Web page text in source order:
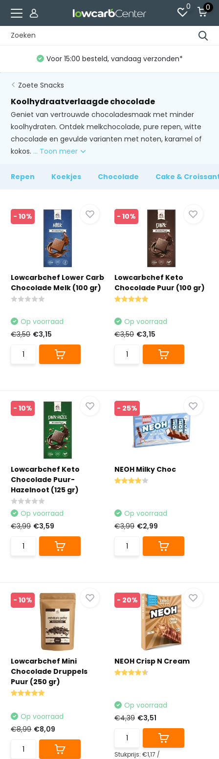
0 0
Gratis verzending vanaf €60 (NL)*
Zoete Snacks
Koolhydraatverlaagde chocolade
Geniet van vertrouwde chocoladesmaak met minder
koolhydraten. Ontdek melkchocolade, pure repen, witte
chocolade en gevulde varianten met noten, karamel of
kokos. ... Toon meer
Repen Koekjes Chocolade Cake &
- 10%
Lowcarbchef Lower Carb
Chocolade Melk (100 gr)
Op voorraad
€3,50 €3,15
- 10%
Lowcarbchef Keto
Chocolade Puur (100 gr)
Op voorraad
€3,50 €3,15
- 10%
Lowcarbchef Keto
Chocolade Puur-
Hazelnoot (125 gr)
Op voorraad
€3,99 €3,59
- 25%
NEOH Milky Choc
Op voorraad
€3,99 €2,99
- 10%
Lowcarbchef Mini
Chocolade Druppels
Puur (250 gr)
Op voorraad
€8,99 €8,09
- 20%
NEOH Crisp N Cream
Op voorraad
€4,39 €3,51
Stukprijs: €1,17 /